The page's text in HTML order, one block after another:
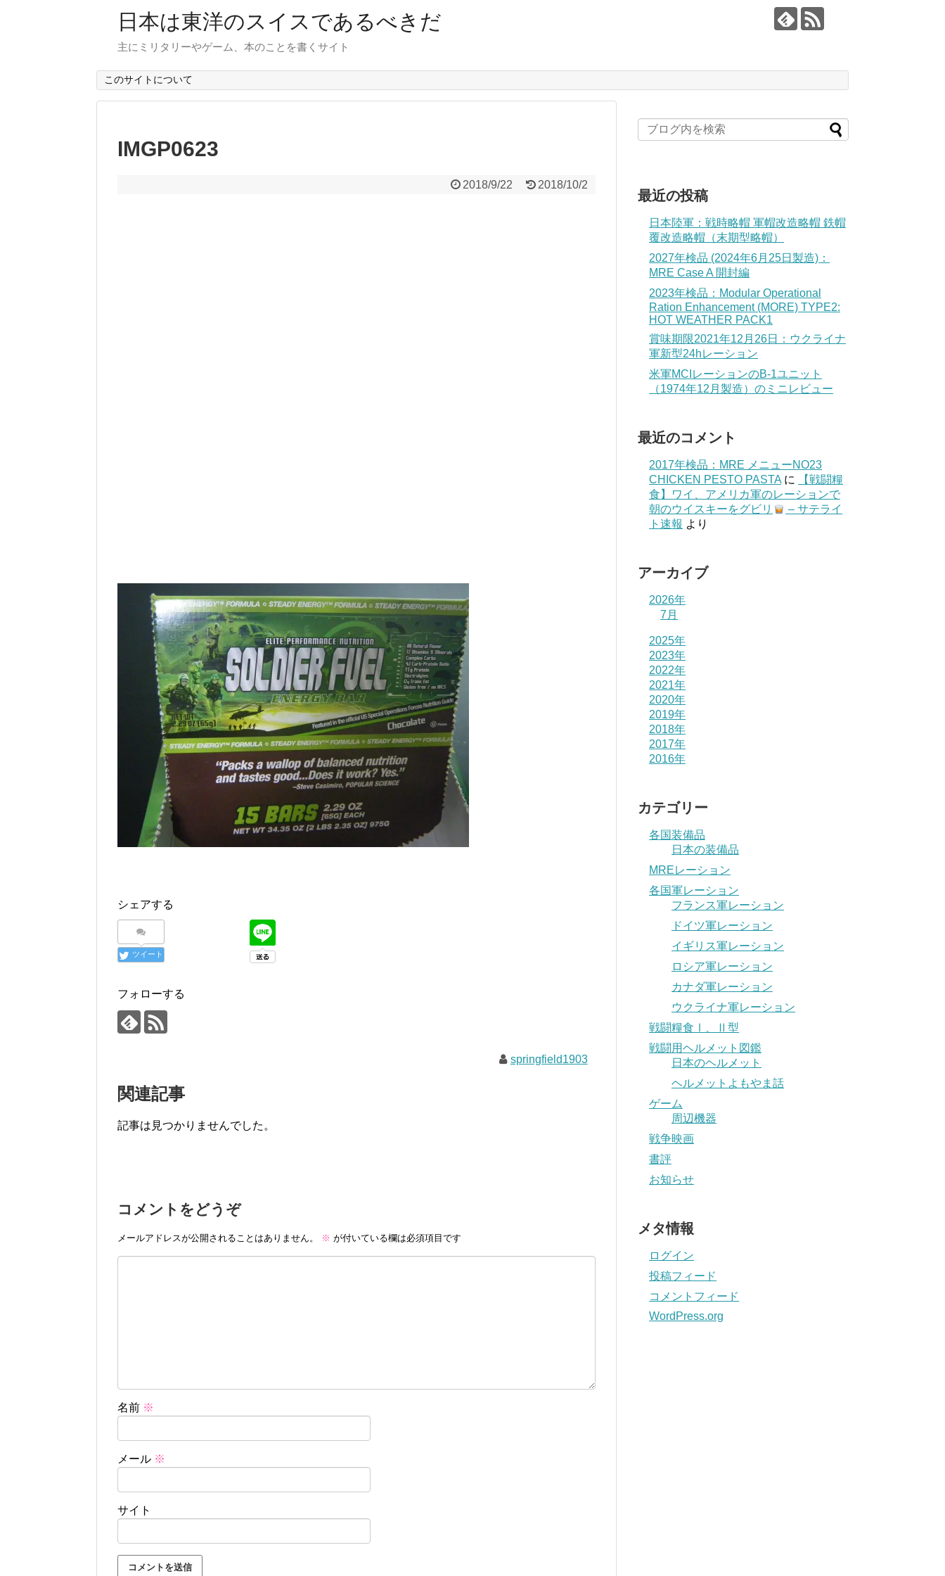
日本は東洋のスイスであるべきだ
主にミリタリーやゲーム、本のことを書くサイト
このサイトについて
IMGP0623
2018/9/22 2018/10/2
シェアする
ツイート
フォローする
springfield1903
関連記事
記事は見つかりませんでした。
コメントをどうぞ
メールアドレスが公開されることはありません。 ※ が付いている欄は必須項目です
名前 ※
メール ※
サイト
最近の投稿
日本陸軍：戦時略帽 軍帽改造略帽 鉄帽
覆改造略帽（末期型略帽）
2027年検品 (2024年6月25日製造)：
MRE Case A 開封編
2023年検品：Modular Operational
Ration Enhancement (MORE) TYPE2:
HOT WEATHER PACK1
賞味期限2021年12月26日：ウクライナ
軍新型24hレーション
米軍MCIレーションのB-1ユニット
（1974年12月製造）のミニレビュー
最近のコメント
2017年検品：MRE メニューNO23
CHICKEN PESTO PASTA に
【戦闘糧
食】ワイ、アメリカ軍のレーションで
朝のウイスキーをグビリ
– サテライ
ト速報 より
アーカイブ
2026年
7月
2025年
2023年
2022年
2021年
2020年
2019年
2018年
2017年
2016年
カテゴリー
各国装備品
日本の装備品
MREレーション
各国軍レーション
フランス軍レーション
ドイツ軍レーション
イギリス軍レーション
ロシア軍レーション
カナダ軍レーション
ウクライナ軍レーション
戦闘糧食Ⅰ、Ⅱ型
戦闘用ヘルメット図鑑
日本のヘルメット
ヘルメットよもやま話
ゲーム
周辺機器
戦争映画
書評
お知らせ
メタ情報
ログイン
投稿フィード
コメントフィード
WordPress.org